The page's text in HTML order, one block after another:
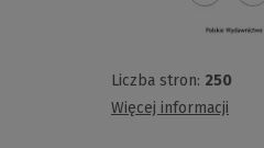
Liczba stron: 250
Więcej informacji